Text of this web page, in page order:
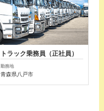
トラック乗務員（正社員）
勤務地
青森県八戸市